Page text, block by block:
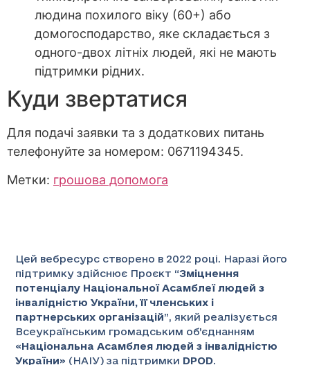
людина похилого віку (60+) або
домогосподарство, яке складається з
одного-двох літніх людей, які не мають
підтримки рідних.
Куди звертатися
Для подачі заявки та з додаткових питань
телефонуйте за номером: 0671194345.
Метки: грошова допомога
Цей вебресурс створено в 2022 році. Наразі його
підтримку здійснює Проєкт “Зміцнення
потенціалу Національної Асамблеї людей з
інвалідністю України, її членських і
партнерських організацій”, який реалізується
Всеукраїнським громадським об’єднанням
«Національна Асамблея людей з інвалідністю
України» (НАІУ) за підтримки DPOD.